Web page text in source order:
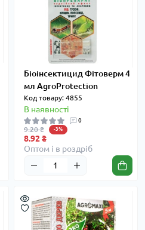
Біоінсектицид Фітоверм 4
мл AgroProtection
Код товару: 4855
В наявності
0
9.20 ₴ -3%
8.92 ₴
Оптом і в роздріб